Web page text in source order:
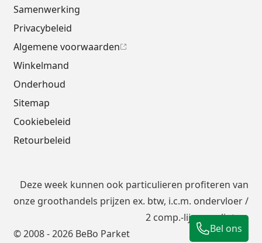
Samenwerking
Privacybeleid
Algemene voorwaarden
Winkelmand
Onderhoud
Sitemap
Cookiebeleid
Retourbeleid
© 2008 - 2026 BeBo Parket
Deze week kunnen ook particulieren profiteren van
onze groothandels prijzen ex. btw, i.c.m. ondervloer/
2 comp.-lijm en plinten.
Bel ons